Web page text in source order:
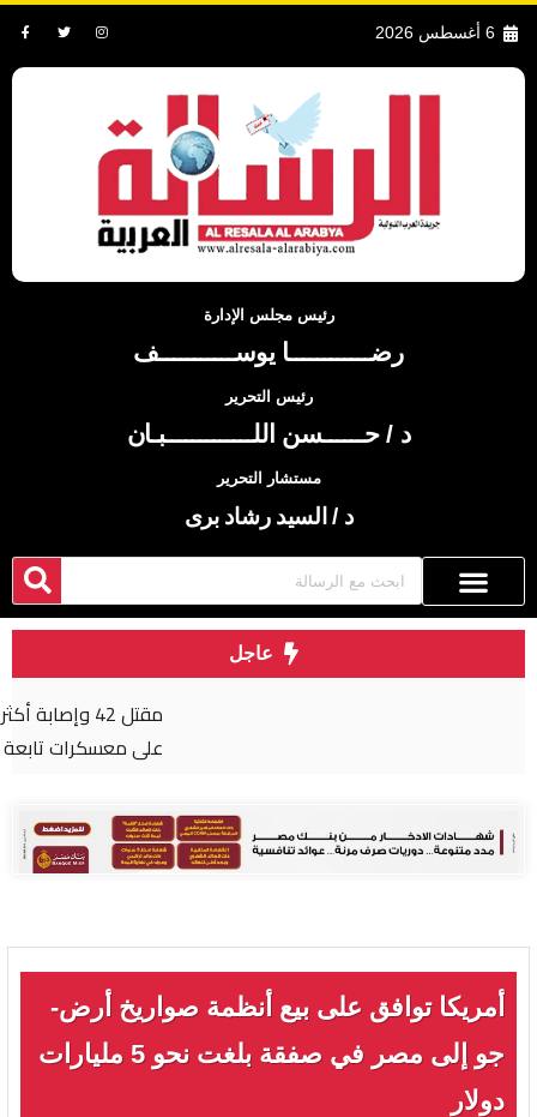
6 أغسطس 2026
رئيس مجلس الإدارة
رضــــــــــــا يوســـــــــــف
رئيس التحرير
د / حــــــسن اللـــــــــــــبـان
مستشار التحرير
د / السيد رشاد برى
عاجل
مقتل 42 وإصابة أكثر من 50 بهجوم شنه الحوثيون
على معسكرات تابعة للحكومة في مأرب وحضرموت
أمريكا توافق على بيع أنظمة صواريخ أرض-
جو إلى مصر في صفقة بلغت نحو 5 مليارات
دولار